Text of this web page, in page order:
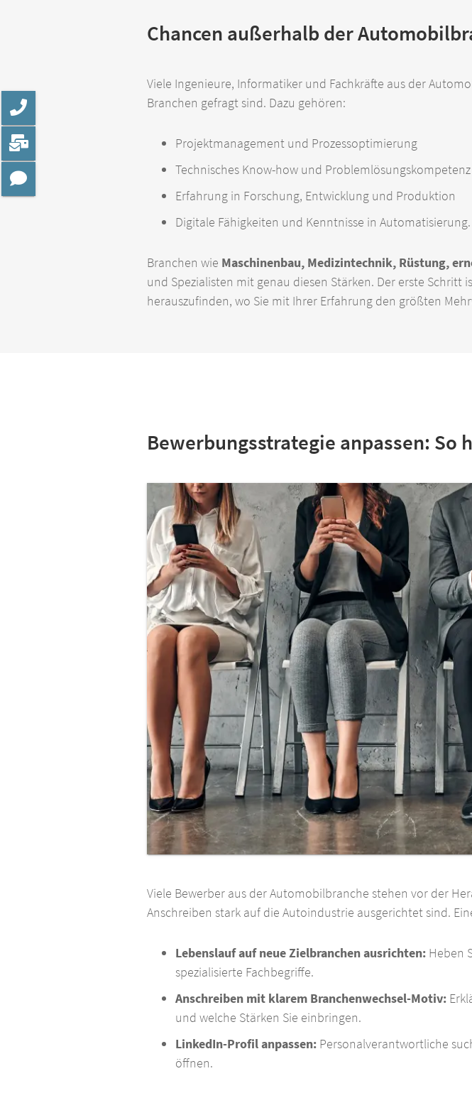
Chancen außerhalb der
Viele Ingenieure, Informatiker und Fachkräfte aus der
Branchen gefragt sind. Dazu gehören:
Projektmanagement und Prozessoptimierung
Technisches Know-how und Problemlösungskompetenz
Erfahrung in Forschung, Entwicklung und Produktion
Digitale Fähigkeiten und Kenntnisse in Automatisierung.
Branchen wie Maschinenbau, Medizintechnik, Rüstung,
und Spezialisten mit genau diesen Stärken. Der erste Schritt
herauszufinden, wo Sie mit Ihrer Erfahrung den größten
Bewerbungsstrategie anpassen: So
Viele Bewerber aus der Automobilbranche stehen vor der
Anschreiben stark auf die Autoindustrie ausgerichtet sind.
Lebenslauf auf neue Zielbranchen ausrichten: Heben
spezialisierte Fachbegriffe.
Anschreiben mit klarem Branchenwechsel-Motiv:
und welche Stärken Sie einbringen.
LinkedIn-Profil anpassen: Personalverantwortliche
öffnen.